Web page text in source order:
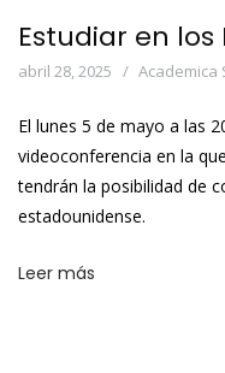
Estudiar en los
abril 28, 2025 Academica
El lunes 5 de mayo a las
videoconferencia en la
tendrán la posibilidad de
estadounidense.
Leer más